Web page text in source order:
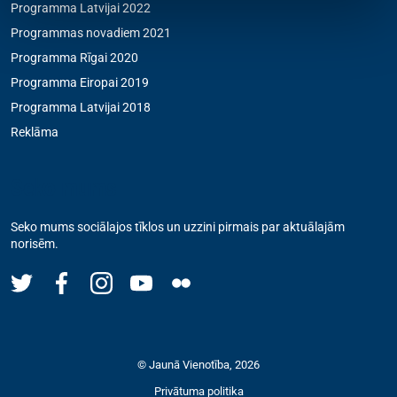
Programma Latvijai 2022
Programmas novadiem 2021
Programma Rīgai 2020
Programma Eiropai 2019
Programma Latvijai 2018
Reklāma
Seko mums sociālajos tīklos un uzzini pirmais par aktuālajām
norisēm.
© Jaunā Vienotība, 2026
Privātuma politika